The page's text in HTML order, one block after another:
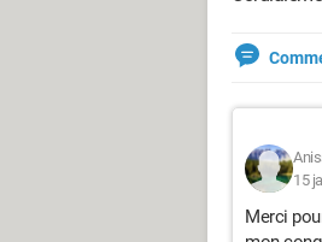
15
Merci